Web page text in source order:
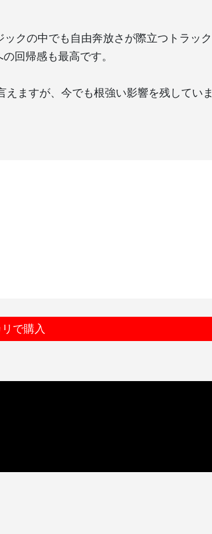
ックの中でも自由奔放さが際立つトラック
回帰感も最高です。
ますが、今でも根強い影響を残していま
で購入